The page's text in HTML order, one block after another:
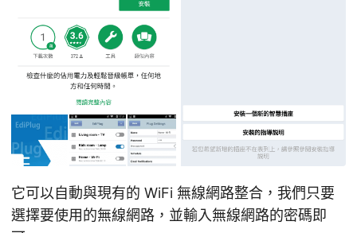
它可以自動與現有的 WiFi 無線網路整合，我們只要
選擇要使用的無線網路，並輸入無線網路的密碼即